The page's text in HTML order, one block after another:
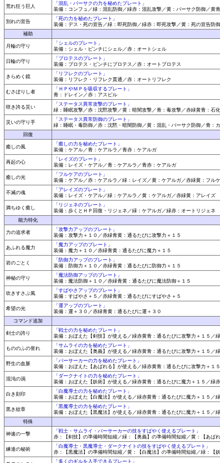
荒れ狂う巨人
「混乱・バーサクの力を秘めたプレート」
装備：コンフュ／緑：混乱防御／緑赤：混乱攻撃／黄：バーサク防御／黄
別れの宣告
「死の力を秘めたプレート」
装備：デス・死の宣告／緑：即死防御／緑赤：即死攻撃／黄：死の宣告防
補助
月輪の守り
「シェルのプレート」
装備：シェル・ピンチにシェル／赤：オートシェル
日輪の守り
「プロテスのプレート」
装備：プロテス・ピンチにプロテス／赤：オートプロテス
きらめく鏡
「リフレクのプレート」
装備：リフレク・リフレク貫通／赤：オートリフレク
むさぼりし者
「ＨＰやＭＰを吸収するプレート」
青：ドレイン／赤：アスピル
咲き誇る災い
「ステータス異常攻撃のプレート」
緑：睡眠攻撃／赤：沈黙攻撃／黄：暗闇攻撃／青：毒攻撃／赤緑黄青：石
災いの守り手
「ステータス異常防御のプレート」
緑：睡眠・毒防御／赤：沈黙・暗闇防御／黄：混乱・バーサク防御／青：
回復
癒しの風
「癒しの力を秘めたプレート」
装備：ケアル／青：ケアルラ／青赤：ケアルガ
再起の心
「レイズのプレート」
装備：レイズ・ケアル／青：ケアルラ／青赤：ケアルガ
癒しの光
「フルケアのプレート」
装備：ケアル／赤：ケアルラ／緑：レイズ／黄：ケアルガ／赤緑黄：フル
不滅の魂
「アレイズのプレート」
装備：レイズ・ケアル／緑：ケアルラ／黄：ケアルガ／赤緑黄：アレイズ
満ちゆく癒し
「リジェネのプレート」
装備：歩くとＨＰ回復・リジェネ／緑：ケアルガ／緑赤：オートリジェネ
能力特化
力の追求者
「攻撃力アップのプレート」
装備：攻撃力＋１０／赤緑青黄：通るたびに攻撃力＋１５
あふれる魔力
「魔力アップのプレート」
装備：魔力＋１０／赤緑青黄：通るたびに魔力＋１５
岩のごとく
「防御力アップのプレート」
装備：防御力＋１０／赤緑青黄：通るたびに防御力＋１５
神秘の守り
「魔法防御アップのプレート」
装備：魔法防御＋１０／赤緑青黄：通るたびに魔法防御＋１５
吹きすさぶ風
「すばやさアップのプレート」
装備：すばやさ＋５／赤緑青黄：通るたびにすばやさ＋５
希望の光
「運アップのプレート」
装備：運＋３０／赤緑青黄：通るたびに運＋３０
コマンド追加
剣士の誇り
「戦士の力を秘めたプレート」
装備：おぼえた【剣技】が使える／緑赤黄青：通るたびに攻撃力＋１５／
もののふの誉れ
「サムライの力を秘めたプレート」
装備：おぼえた【奥義】が使える／緑赤黄青：通るたびに攻撃力＋１５／
野生の血脈
「バーサーカーの力を秘めたプレート」
装備：おぼえた【あばれる】が使える／緑赤黄青：通るたびに攻撃力＋１
混沌の渦
「ダークナイトの力を秘めたプレート」
装備：おぼえた【妖術】が使える／緑赤黄青：通るたびに魔力＋１５／緑
白き刻印
「白魔導士の力を秘めたプレート」
装備：おぼえた【白魔法】が使える／緑赤黄青：通るたびに魔力＋１５／
黒き紋章
「黒魔導士の力を秘めたプレート」
装備：おぼえた【黒魔法】が使える／緑赤黄青：通るたびに魔力＋１５／
特殊
神速の一撃
「戦士・サムライ・バーサーカーの技をすばやく使えるプレート」
赤：【剣技】の準備時間短縮／緑：【奥義】の準備時間短縮／黄：【あば
練達の秘術
「白魔導士・黒魔導士・ダークナイトの技をすばやく使えるプレート」
赤：【黒魔法】の準備時間短縮／黄：【白魔法】の準備時間短縮／緑：【
「多くのギルを入手できるプレート」